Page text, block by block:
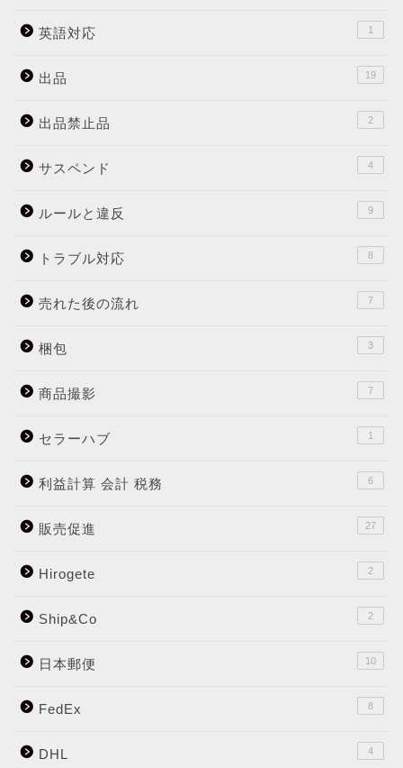
英語対応 1
出品 19
出品禁止品 2
サスペンド 4
ルールと違反 9
トラブル対応 8
売れた後の流れ 7
梱包 3
商品撮影 7
セラーハブ 1
利益計算 会計 税務 6
販売促進 27
Hirogete 2
Ship&Co 2
日本郵便 10
FedEx 8
DHL 4